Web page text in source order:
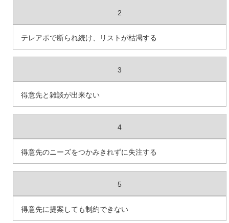
2
テレアポで断られ続け、リストが枯渇する
3
得意先と雑談が出来ない
4
得意先のニーズをつかみきれずに失注する
5
得意先に提案しても制約できない